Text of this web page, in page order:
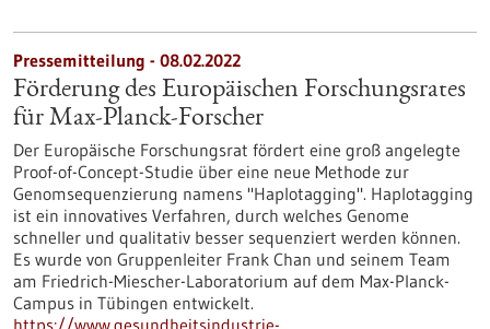
Pressemitteilung - 08.02.2022
Förderung des Europäischen Forschungsrates
für Max-Planck-Forscher
Der Europäische Forschungsrat fördert eine groß angelegte
Proof-of-Concept-Studie über eine neue Methode zur
Genomsequenzierung namens "Haplotagging". Haplotagging
ist ein innovatives Verfahren, durch welches Genome
schneller und qualitativ besser sequenziert werden können.
Es wurde von Gruppenleiter Frank Chan und seinem Team
am Friedrich-Miescher-Laboratorium auf dem Max-Planck-
Campus in Tübingen entwickelt.
https://www.gesundheitsindustrie-